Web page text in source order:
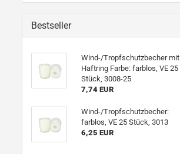
Bestseller
Wind-/Tropfschutzbecher mit
Haftring Farbe: farblos, VE 25
Stück, 3008-25
7,74 EUR
Wind-/Tropfschutzbecher:
farblos, VE 25 Stück, 3013
6,25 EUR